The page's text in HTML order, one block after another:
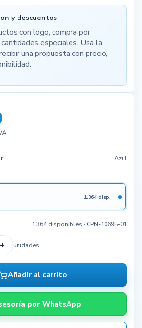
y descuentos
con logo, compra por
especiales. Usa la
una propuesta con precio,
Azul
1.364 disp.
1.364 disponibles · CPN-10695-01
+ unidades
Añadir al carrito
por WhatsApp